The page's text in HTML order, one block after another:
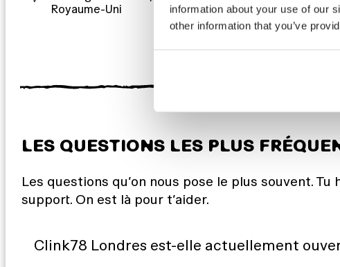
information about your use of our
other information that you’ve
Royaume-Uni
LES QUESTIONS LES PLUS
Les questions qu’on nous pose le plus souvent.
support. On est là pour t’aider.
Clink78 Londres est-elle actuellement